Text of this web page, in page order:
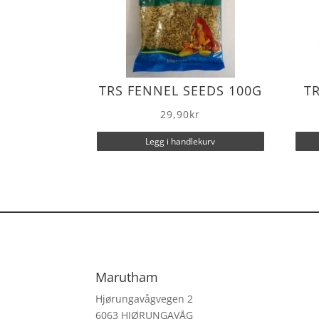
TRS FENNEL SEEDS 100G
29,90kr
Legg i handlekurv
Marutham
Hjørungavågvegen 2
6063 HJØRUNGAVÅG